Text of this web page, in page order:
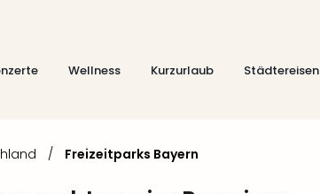
Wellness Kurzurlaub Städtereisen
/ Freizeitparks Bayern